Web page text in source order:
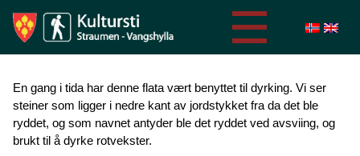
En gang i tida har denne flata vært benyttet til dyrking. Vi ser
steiner som ligger i nedre kant av jordstykket fra da det ble
ryddet, og som navnet antyder ble det ryddet ved avsviing, og
brukt til å dyrke rotvekster.